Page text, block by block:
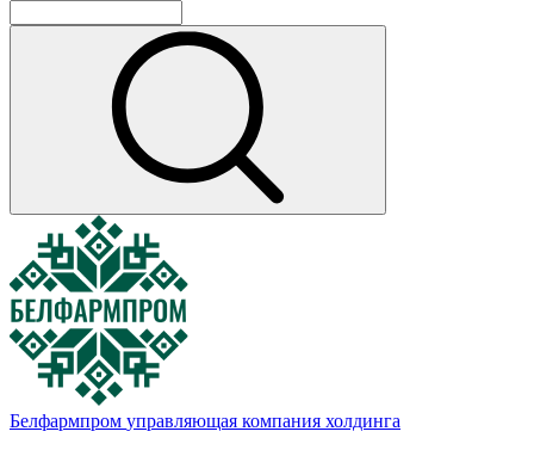
Белфармпром управляющая компания холдинга